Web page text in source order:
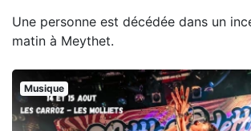
Une personne est décédée dans un
matin à Meythet.
Musique